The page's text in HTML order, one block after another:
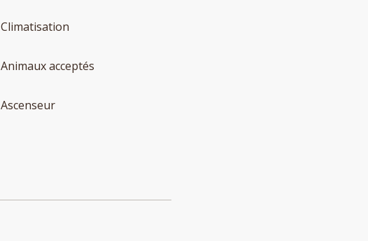
Climatisation
Animaux acceptés
Ascenseur